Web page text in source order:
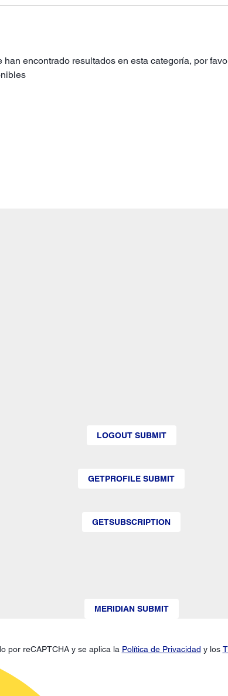
han encontrado resultados en esta categoría, por
LOGOUT SUBMIT
GETPROFILE SUBMIT
GETSUBSCRIPTION
MERIDIAN SUBMIT
por reCAPTCHA y se aplica la Política de Privacidad y los